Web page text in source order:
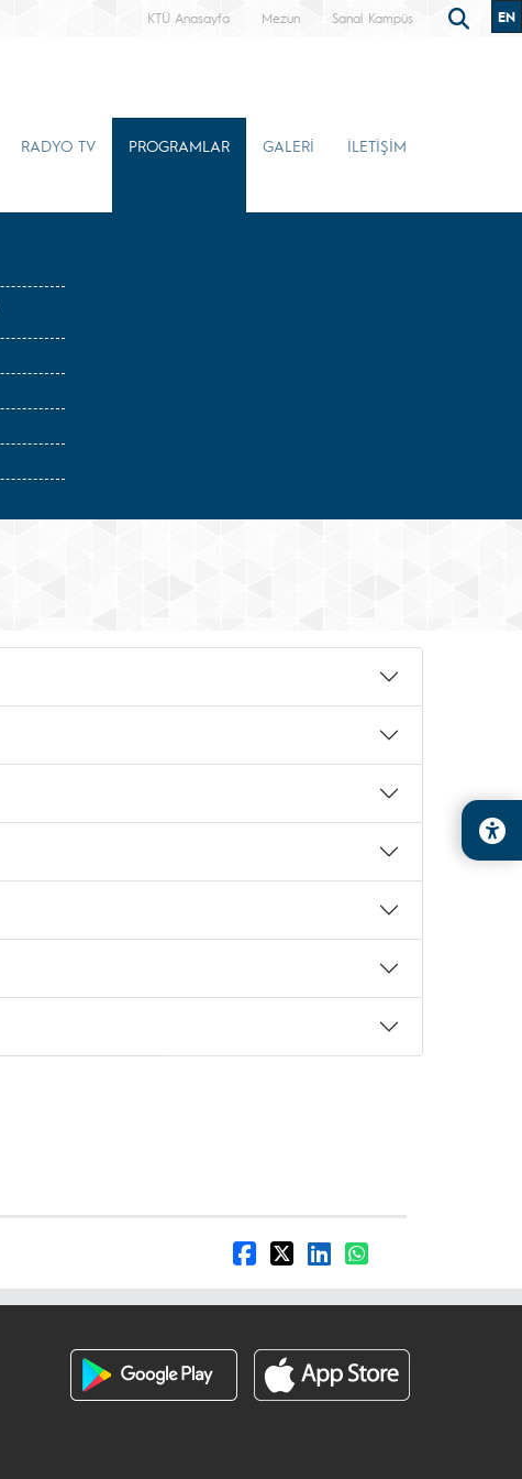
KTÜ Anasayfa Mezun Sanal Kampüs EN
RADYO TV PROGRAMLAR GALERİ İLETİŞİM